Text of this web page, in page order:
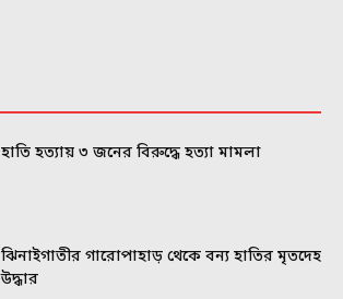
হাতি হত্যায় ৩ জনের বিরুদ্ধে হত্যা মামলা
ঝিনাইগাতীর গারোপাহাড় থেকে বন্য হাতির মৃতদেহ
উদ্ধার